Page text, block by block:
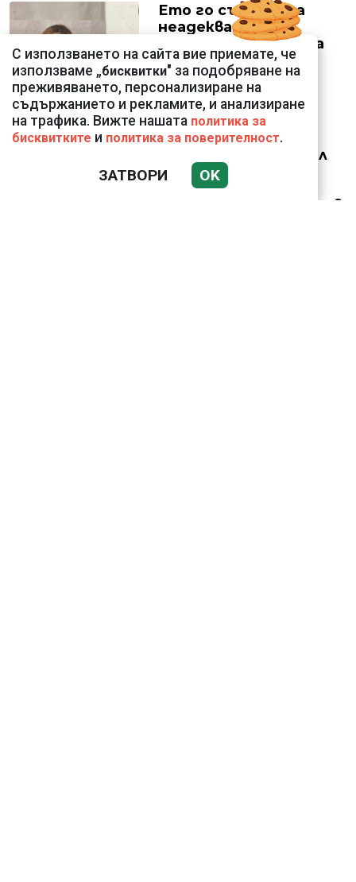
Ето го съпруга на
неадекватната
външна министърка
Велислава Петрова
Ким Чен Ун е получил
22 милиарда долара
свръхпечалба от
началото на войната в
С използването на сайта вие приемате, че
използваме „бисквитки" за подобряване на
преживяването, персонализиране на
съдържанието и рекламите, и анализиране
на трафика. Вижте нашата политика за
бисквитките и политика за поверителност.
ЗАТВОРИ OK